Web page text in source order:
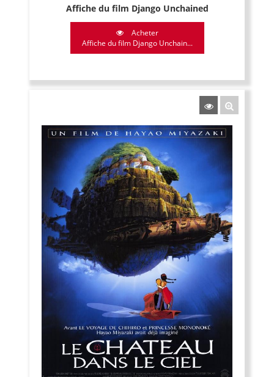
Affiche du film Django Unchained
Acheter
Affiche du film Django Unchain...